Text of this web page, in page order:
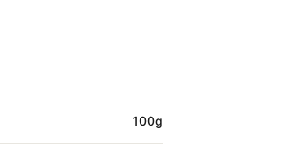
100g